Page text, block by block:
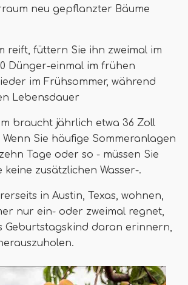
neu gepflanzter Bäume
reift, füttern Sie ihn zweimal im
Dünger-einmal im frühen
im Frühsommer, während
Lebensdauer
braucht jährlich etwa 36 Zoll
Wenn Sie häufige Sommeranlagen
Tage oder so - müssen Sie
keine zusätzlichen Wasser-.
in Austin, Texas, wohnen,
nur ein- oder zweimal regnet,
Geburtstagskind daran erinnern,